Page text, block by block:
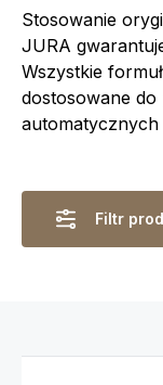
Stosowanie
JURA
Wszystkie
dostosowane do
Filtr